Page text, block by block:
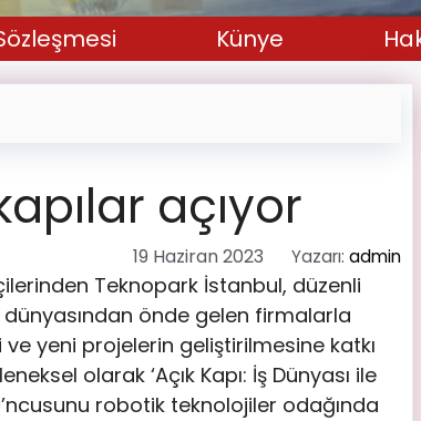
Künye
açıyor
19 Haziran 2023 Yazarı: admin
Teknopark İstanbul, düzenli
önde gelen firmalarla
yeni projelerin geliştirilmesine katkı
olarak ‘Açık Kapı: İş Dünyası ile
robotik teknolojiler odağında